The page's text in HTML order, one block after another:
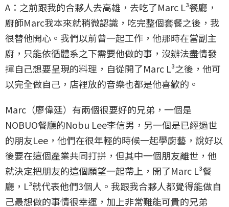
A：之前跟我的合夥人去高雄，去吃了Marc L³餐廳，
廚師Marc我本來就稍微認識，吃完整個套餐之後，我
很替他開心。我們以前曾一起工作，他那時在當副主
廚，只能依循體系之下需要他做的事，沒辦法盡情發
揮自己想要呈現的料理，自從開了Marc L³之後，他可
以完全做自己，店裡放的音樂也都是他喜歡的。
Marc（廖偉廷）有兩個很要好的兄弟，一個是
NOBUO餐廳的Nobu Lee李信男，另一個是已經過世
的朋友Lee，他們在很年輕的時候一起學廚藝，說好以
後要在這個產業共同打拼，但其中一個朋友離世，他
就決定把朋友的這個願望一起帶上，開了Marc L³餐
廳，L³就代表他們3個人。我跟我合夥人都覺得能做自
己最想做的事情很幸運，加上非常難能可貴的兄弟